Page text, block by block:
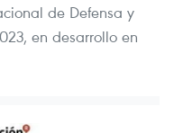
de Defensa y
en desarrollo en